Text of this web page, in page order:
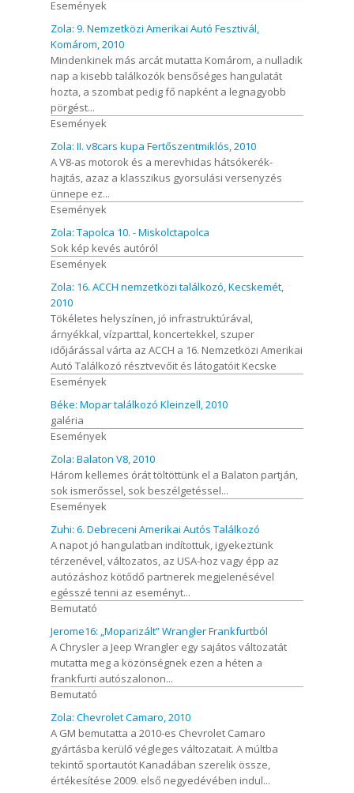
Események
Zola: 9. Nemzetközi Amerikai Autó Fesztivál,
Komárom, 2010
Mindenkinek más arcát mutatta Komárom, a nulladik
nap a kisebb találkozók bensőséges hangulatát
hozta, a szombat pedig fő napként a legnagyobb
pörgést...
Események
Zola: II. v8cars kupa Fertőszentmiklós, 2010
A V8-as motorok és a merevhidas hátsókerék-
hajtás, azaz a klasszikus gyorsulási versenyzés
ünnepe ez...
Események
Zola: Tapolca 10. - Miskolctapolca
Sok kép kevés autóról
Események
Zola: 16. ACCH nemzetközi találkozó, Kecskemét,
2010
Tökéletes helyszínen, jó infrastruktúrával,
árnyékkal, vízparttal, koncertekkel, szuper
időjárással várta az ACCH a 16. Nemzetközi Amerikai
Autó Találkozó résztvevőit és látogatóit Kecske
Események
Béke: Mopar találkozó Kleinzell, 2010
galéria
Események
Zola: Balaton V8, 2010
Három kellemes órát töltöttünk el a Balaton partján,
sok ismerőssel, sok beszélgetéssel...
Események
Zuhi: 6. Debreceni Amerikai Autós Találkozó
A napot jó hangulatban indítottuk, igyekeztünk
térzenével, változatos, az USA-hoz vagy épp az
autózáshoz kötődő partnerek megjelenésével
egésszé tenni az eseményt...
Bemutató
Jerome16: „Moparizált” Wrangler Frankfurtból
A Chrysler a Jeep Wrangler egy sajátos változatát
mutatta meg a közönségnek ezen a héten a
frankfurti autószalonon...
Bemutató
Zola: Chevrolet Camaro, 2010
A GM bemutatta a 2010-es Chevrolet Camaro
gyártásba kerülő végleges változatait. A múltba
tekintő sportautót Kanadában szerelik össze,
értékesítése 2009. első negyedévében indul...